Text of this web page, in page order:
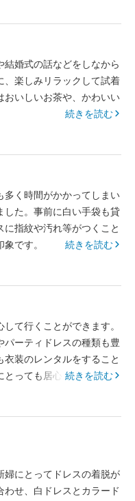
結婚式の話などをしなから
、楽しみリラックして試着
おいしいお茶や、かわいい
続きを読む
多く時間がかかってしまい
した。事前に白い手袋も貸
に指紋や汚れ等がつくこと
です。
続きを読む
て行くことができます。
パーティドレスの種類も豊
装のレンタルをすること
とっても居心地の良い雰囲
続きを読む
婦にとってドレスの着脱が
わせ、白ドレスとカラード